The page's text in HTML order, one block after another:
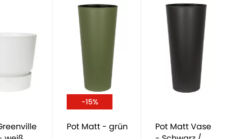
-15%
Pot Matt - grün
Pot Matt Vase